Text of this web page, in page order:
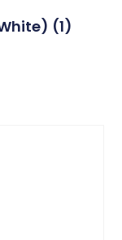
(1)